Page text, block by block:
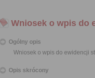
Wniosek o wpis do
Ogólny opis
Wniosek o wpis do ewidencji
Opis skrócony